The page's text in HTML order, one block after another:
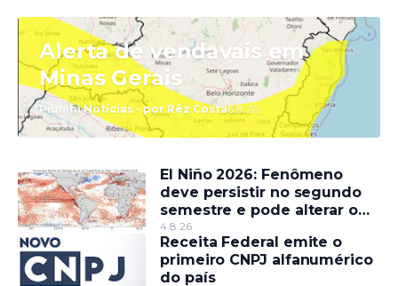
Alerta de vendavais em
Minas Gerais
Piumhi Notícias - por Rêz Costa6.8.26
El Niño 2026: Fenômeno
deve persistir no segundo
semestre e pode alterar o
regime de chuvas
4.8.26
Receita Federal emite o
primeiro CNPJ alfanumérico
do país